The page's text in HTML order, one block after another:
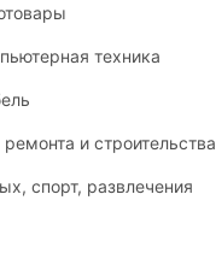
техника
и строительства
спорт, развлечения